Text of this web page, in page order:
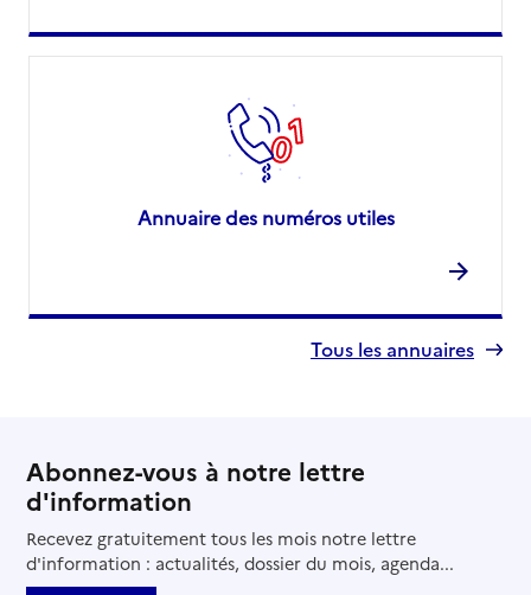
Annuaire des numéros utiles
Tous les annuaires
Abonnez-vous à notre lettre
d'information
Recevez gratuitement tous les mois notre lettre
d'information : actualités, dossier du mois, agenda...